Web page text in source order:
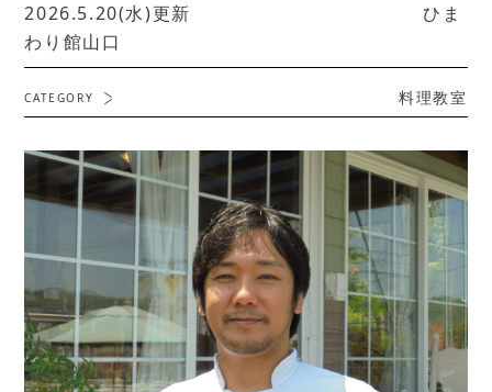
2026.5.20(水)更新 ひま
わり館山口
CATEGORY 料理教室